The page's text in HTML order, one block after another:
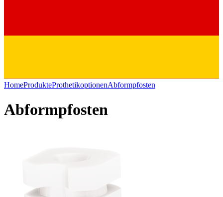
HomeProdukteProthetikoptionenAbformpfosten
Abformpfosten